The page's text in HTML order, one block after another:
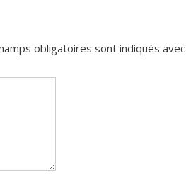
obligatoires sont indiqués avec